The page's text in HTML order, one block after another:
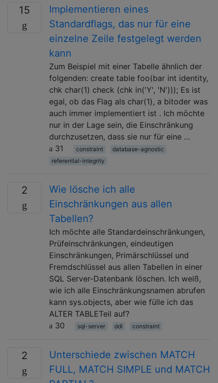
15
Implementieren eines
Standardflags, das nur für eine
einzelne Zeile festgelegt werden
kann
Zum Beispiel mit einer Tabelle ähnlich der
folgenden: create table foo(bar int identity,
chk char(1) check (chk in('Y', 'N'))); Es ist
egal, ob das Flag als char(1), a bitoder was
auch immer implementiert ist . Ich möchte
nur in der Lage sein, die Einschränkung
durchzusetzen, dass sie nur für eine …
31
constraint
database-agnostic
referential-integrity
2
Wie lösche ich alle
Einschränkungen aus allen
Tabellen?
Ich möchte alle Standardeinschränkungen,
Prüfeinschränkungen, eindeutigen
Einschränkungen, Primärschlüssel und
Fremdschlüssel aus allen Tabellen in einer
SQL Server-Datenbank löschen. Ich weiß,
wie ich alle Einschränkungsnamen abrufen
kann sys.objects, aber wie fülle ich das
ALTER TABLETeil auf?
30
sql-server ddl constraint
2
Unterschiede zwischen MATCH
FULL, MATCH SIMPLE und MATCH